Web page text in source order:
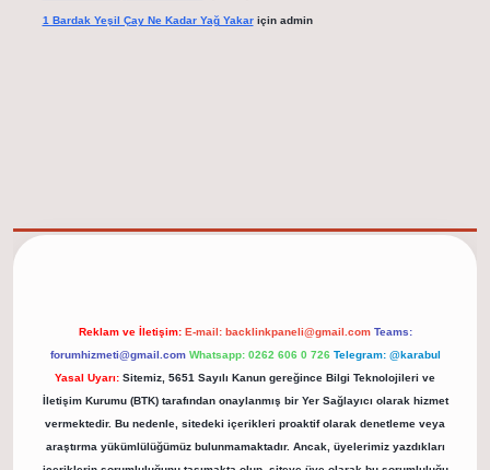
1 Bardak Yeşil Çay Ne Kadar Yağ Yakariçin admin
Reklam ve İletişim: E-mail: backlinkpaneli@gmail.com Teams:
forumhizmeti@gmail.com Whatsapp: 0262 606 0 726 Telegram: @karabul
Yasal Uyarı: Sitemiz, 5651 Sayılı Kanun gereğince Bilgi Teknolojileri ve
İletişim Kurumu (BTK) tarafından onaylanmış bir Yer Sağlayıcı olarak hizmet
vermektedir. Bu nedenle, sitedeki içerikleri proaktif olarak denetleme veya
araştırma yükümlülüğümüz bulunmamaktadır. Ancak, üyelerimiz yazdıkları